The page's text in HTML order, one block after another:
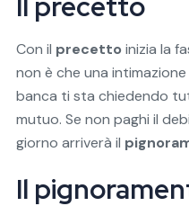
Con il precetto inizia la
non è che una
banca ti sta chiedendo
mutuo. Se non paghi il
giorno arriverà il
Il